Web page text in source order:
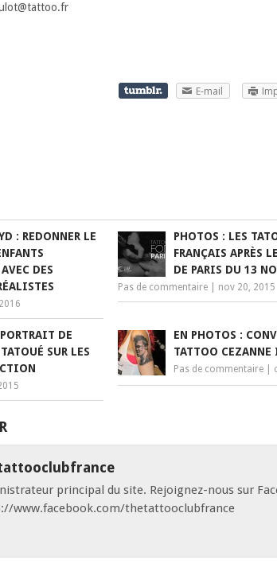
E-mail
: REDONNER LE
DES
PHOTOS : LES
FRANÇAIS APRÈS
DE PARIS DU 13
Pas de commentaire nov 20, 2015
DE
SUR LES
EN PHOTOS :
TATTOO
Pas de commentaire
principal du site. Rejoignez-nous sur
www.facebook.com/thetattooclubfrance